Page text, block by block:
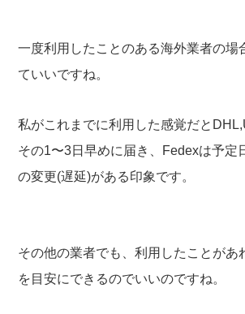
一度利用したことのある海外業者の場
ていいですね。
私がこれまでに利用した感覚だと
その1〜3日早めに届き、Fedexは予定
の変更(遅延)がある印象です。
その他の業者でも、利用したことがあ
を目安にできるのでいいのですね。